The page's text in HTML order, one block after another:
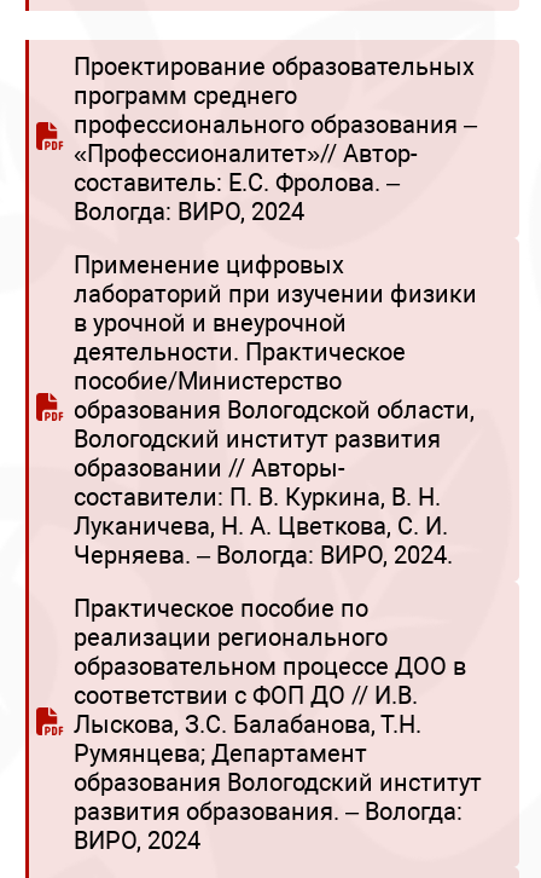
Проектирование образовательных
программ среднего
профессионального образования –
«Профессионалитет»// Автор-
составитель: Е.С. Фролова. –
Вологда: ВИРО, 2024
Применение цифровых
лабораторий при изучении физики
в урочной и внеурочной
деятельности. Практическое
пособие/Министерство
образования Вологодской области,
Вологодский институт развития
образовании // Авторы-
составители: П. В. Куркина, В. Н.
Луканичева, Н. А. Цветкова, С. И.
Черняева. – Вологда: ВИРО, 2024.
Практическое пособие по
реализации регионального
образовательном процессе ДОО в
соответствии с ФОП ДО // И.В.
Лыскова, З.С. Балабанова, Т.Н.
Румянцева; Департамент
образования Вологодский институт
развития образования. – Вологда:
ВИРО, 2024